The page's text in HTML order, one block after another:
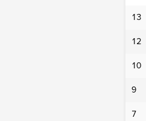
13
12
10
9
7